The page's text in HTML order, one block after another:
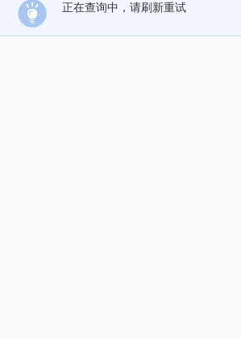
正在查询中，请刷新重试